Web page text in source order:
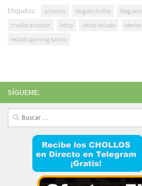
Etiquetas: amazon blog de chollos blog de
chollos amazon
leshp oferta teclado ofertas
teclado gaming barato
SÍGUEME:
Buscar: